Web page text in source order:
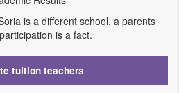
is a different school, a parents
is a fact.
tuition teachers